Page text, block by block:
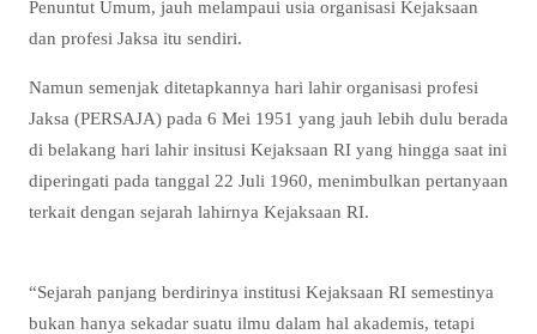
Penuntut Umum, jauh melampaui usia organisasi Kejaksaan
dan profesi Jaksa itu sendiri.
Namun semenjak ditetapkannya hari lahir organisasi profesi
Jaksa (PERSAJA) pada 6 Mei 1951 yang jauh lebih dulu berada
di belakang hari lahir insitusi Kejaksaan RI yang hingga saat ini
diperingati pada tanggal 22 Juli 1960, menimbulkan pertanyaan
terkait dengan sejarah lahirnya Kejaksaan RI.
“Sejarah panjang berdirinya institusi Kejaksaan RI semestinya
bukan hanya sekadar suatu ilmu dalam hal akademis, tetapi